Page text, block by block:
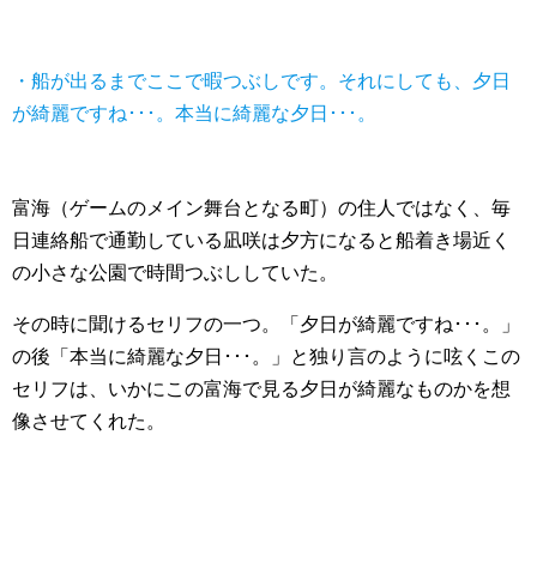
・船が出るまでここで暇つぶしです。それにしても、夕日
が綺麗ですね･･･。本当に綺麗な夕日･･･。
富海（ゲームのメイン舞台となる町）の住人ではなく、毎
日連絡船で通勤している凪咲は夕方になると船着き場近く
の小さな公園で時間つぶししていた。
その時に聞けるセリフの一つ。「夕日が綺麗ですね･･･。」
の後「本当に綺麗な夕日･･･。」と独り言のように呟くこの
セリフは、いかにこの富海で見る夕日が綺麗なものかを想
像させてくれた。